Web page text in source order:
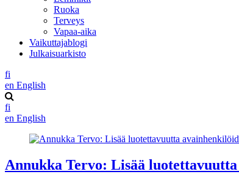
Ruoka
Terveys
Vapaa-aika
Vaikuttajablogi
Julkaisuarkisto
fi
en English
fi
en English
Annukka Tervo: Lisää